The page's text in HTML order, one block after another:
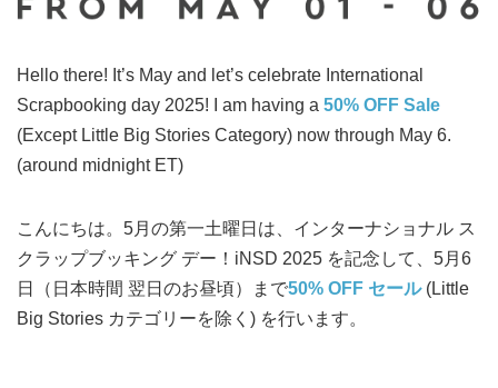
Hello there! It’s May and let’s celebrate International
Scrapbooking day 2025! I am having a 50% OFF Sale
(Except Little Big Stories Category) now through May 6.
(around midnight ET)
こんにちは。5月の第一土曜日は、インターナショナル ス
クラップブッキング デー！iNSD 2025 を記念して、5月6
日（日本時間 翌日のお昼頃）まで50% OFF セール(Little
Big Stories カテゴリーを除く) を行います。